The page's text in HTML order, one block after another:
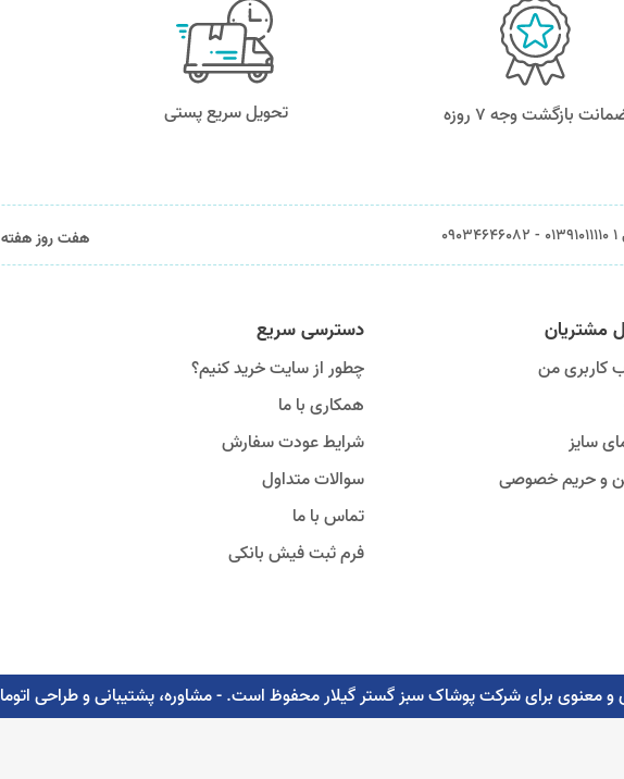
بازگشت وجه ۷ روزه تحویل سریع پستی
هفت روز هفته 8 ساعت در روز پاسخگو شما هستیم
مشتریان
کاربری من
سایز
و حریم خصوصی
دسترسی سریع
چطور از سایت خرید کنیم؟
همکاری با ما
شرایط عودت سفارش
سوالات متداول
تماس با ما
فرم ثبت فیش بانکی